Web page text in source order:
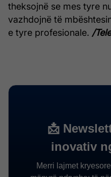
theksojnë se mes tyre
vazhdojnë të
e tyre profesionale. /